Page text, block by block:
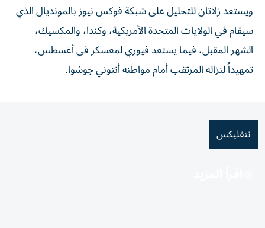
ويستعد زلاتان للتحليل على شبكة فوكس نيوز بالمونديال الذي
سيقام في الولايات المتحدة الأمريكية، وكندا، والمكسيك،
الشهر المقبل، فيما يستعد فيوري لمعسكر في أغسطس،
تمهيداً لنزاله المرتقب أمام مواطنه أنتوني جوشوا.
نتفليكس